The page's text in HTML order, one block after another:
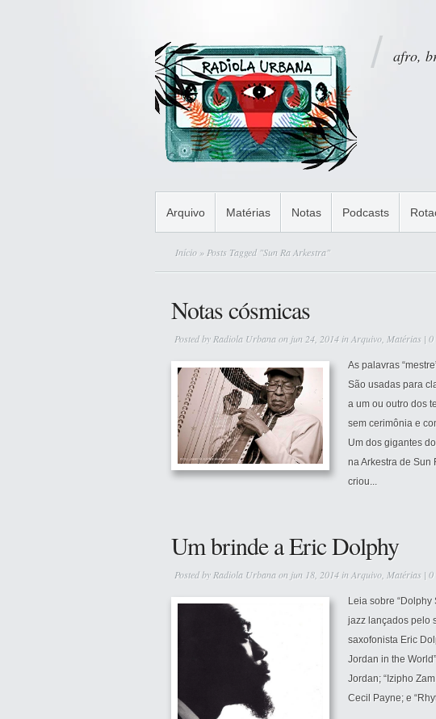
afro,
Arquivo Matérias Notas Podcasts
Início » Posts Tagged "Sun Ra Arkestra"
Notas cósmicas
Posted by Radiola Urbanaon jun 24, 2014 inArquivo Matérias | 0
As palavras
São usadas para
a um ou outro dos
sem cerimônia e
Um dos gigantes
na Arkestra de Sun
criou...
Um brinde a Eric Dolphy
Posted by Radiola Urbanaon jun 18, 2014 inArquivo Matérias | 0
Leia sobre
jazz lançados pelo
saxofonista Eric
Jordan in the
Jordan; “Izipho
Cecil Payne; e